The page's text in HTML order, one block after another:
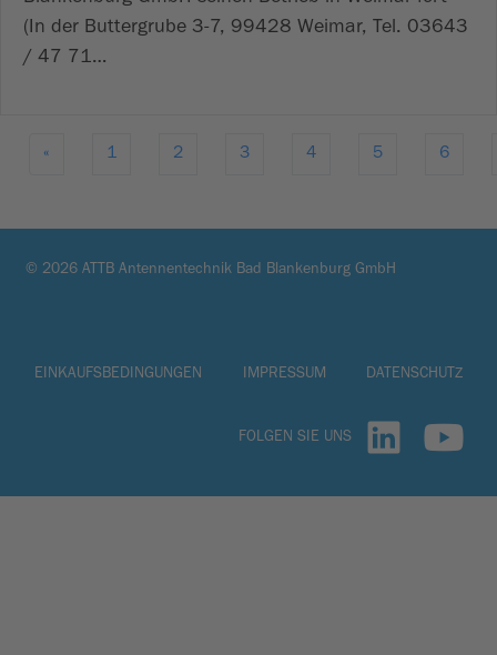
(In der Buttergrube 3-7, 99428 Weimar, Tel. 03643
/ 47 71…
« 1 2 3 4 5 6
© 2026 ATTB Antennentechnik Bad Blankenburg GmbH
EINKAUFSBEDINGUNGEN IMPRESSUM DATENSCHUTZ
FOLGEN SIE UNS